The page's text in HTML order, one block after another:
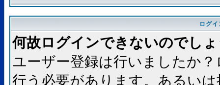
ログ
何故ログインできないのでし
ユーザー登録は行いましたか
行う必要があります。あるい